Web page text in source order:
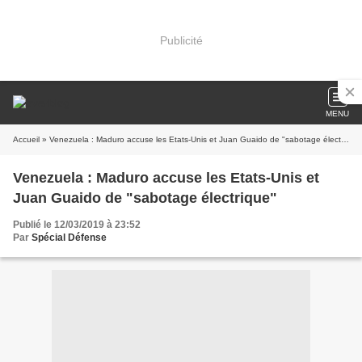
Publicité
MENU
Accueil » Venezuela : Maduro accuse les Etats-Unis et Juan Guaido de "sabotage électrique"
Venezuela : Maduro accuse les Etats-Unis et
Juan Guaido de "sabotage électrique"
Publié le 12/03/2019 à 23:52
Par Spécial Défense